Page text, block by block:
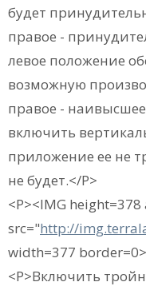
будет
правое -
левое положение
возможную
правое -
включить
приложение ее не
не будет.</P>
<P><IMG
src="http://
width=377
<P>Включить